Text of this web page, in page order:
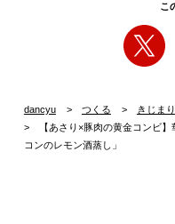
こ
dancyu つくる
きじま
【あさり×豚肉の黄金コンビ
コンのレモン酒蒸し」